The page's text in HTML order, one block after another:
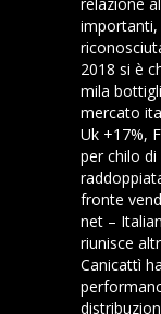
importanti,
2018 si è
mila
mercato
Uk +17%,
per chilo
fronte
net –
riunisce
Canicattì